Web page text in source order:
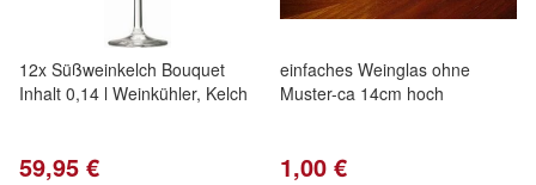
12x Süßweinkelch Bouquet
Inhalt 0,14 l Weinkühler, Kelch
59,95 €
einfaches Weinglas ohne
Muster-ca 14cm hoch
1,00 €